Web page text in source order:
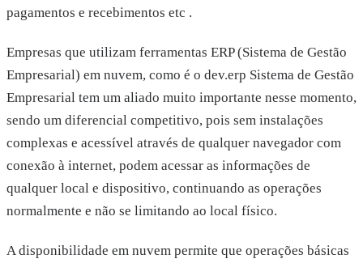
pagamentos e recebimentos etc .
Empresas que utilizam ferramentas ERP (Sistema de Gestão
Empresarial) em nuvem, como é o dev.erp Sistema de Gestão
Empresarial tem um aliado muito importante nesse momento,
sendo um diferencial competitivo, pois sem instalações
complexas e acessível através de qualquer navegador com
conexão à internet, podem acessar as informações de
qualquer local e dispositivo, continuando as operações
normalmente e não se limitando ao local físico.
A disponibilidade em nuvem permite que operações básicas